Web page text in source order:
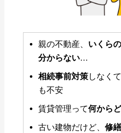
親の不動産、 いくら
分からない…
相続事前対策しなく
も不安
賃貸管理って何から
古い建物だけど、修